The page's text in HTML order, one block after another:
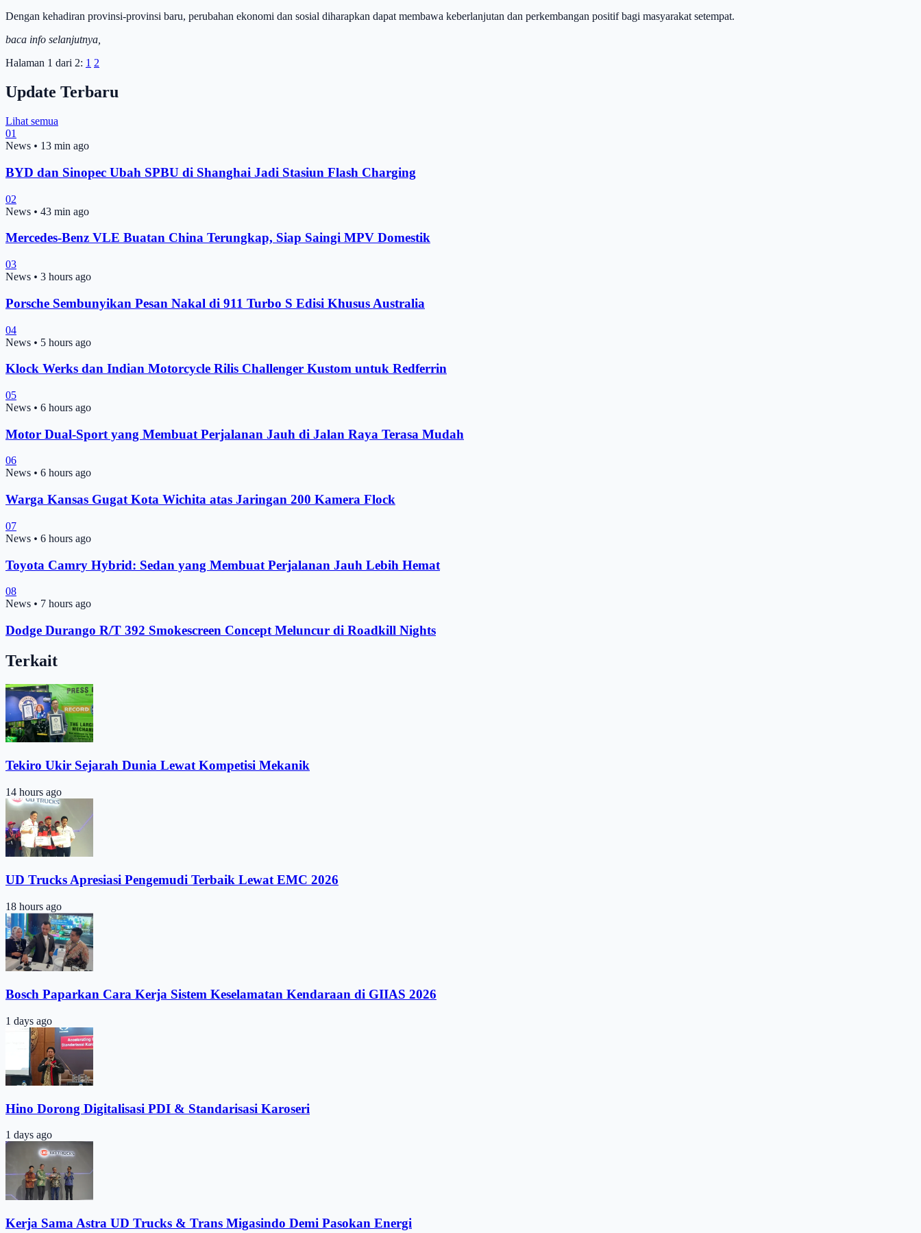
Dengan kehadiran provinsi-provinsi baru, perubahan ekonomi dan sosial diharapkan dapat membawa keberlanjutan dan perkembangan positif bagi masyarakat setempat.
baca info selanjutnya,
Halaman 1 dari 2: 1 2
Update Terbaru
Lihat semua
01
News • 13 min ago
BYD dan Sinopec Ubah SPBU di Shanghai Jadi Stasiun Flash Charging
02
News • 43 min ago
Mercedes-Benz VLE Buatan China Terungkap, Siap Saingi MPV Domestik
03
News • 3 hours ago
Porsche Sembunyikan Pesan Nakal di 911 Turbo S Edisi Khusus Australia
04
News • 5 hours ago
Klock Werks dan Indian Motorcycle Rilis Challenger Kustom untuk Redferrin
05
News • 6 hours ago
Motor Dual-Sport yang Membuat Perjalanan Jauh di Jalan Raya Terasa Mudah
06
News • 6 hours ago
Warga Kansas Gugat Kota Wichita atas Jaringan 200 Kamera Flock
07
News • 6 hours ago
Toyota Camry Hybrid: Sedan yang Membuat Perjalanan Jauh Lebih Hemat
08
News • 7 hours ago
Dodge Durango R/T 392 Smokescreen Concept Meluncur di Roadkill Nights
Terkait
Tekiro Ukir Sejarah Dunia Lewat Kompetisi Mekanik
14 hours ago
UD Trucks Apresiasi Pengemudi Terbaik Lewat EMC 2026
18 hours ago
Bosch Paparkan Cara Kerja Sistem Keselamatan Kendaraan di GIIAS 2026
1 days ago
Hino Dorong Digitalisasi PDI & Standarisasi Karoseri
1 days ago
Kerja Sama Astra UD Trucks & Trans Migasindo Demi Pasokan Energi